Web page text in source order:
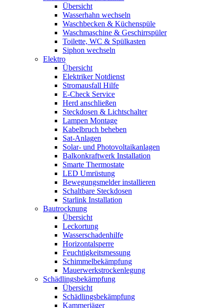
Übersicht
Wasserhahn wechseln
Waschbecken & Küchenspüle
Waschmaschine & Geschirrspüler
Toilette, WC & Spülkasten
Siphon wechseln
Elektro
Übersicht
Elektriker Notdienst
Stromausfall Hilfe
E-Check Service
Herd anschließen
Steckdosen & Lichtschalter
Lampen Montage
Kabelbruch beheben
Sat-Anlagen
Solar- und Photovoltaikanlagen
Balkonkraftwerk Installation
Smarte Thermostate
LED Umrüstung
Bewegungsmelder installieren
Schaltbare Steckdosen
Starlink Installation
Bautrocknung
Übersicht
Leckortung
Wasserschadenhilfe
Horizontalsperre
Feuchtigkeitsmessung
Schimmelbekämpfung
Mauerwerkstrockenlegung
Schädlingsbekämpfung
Übersicht
Schädlingsbekämpfung
Kammerjäger